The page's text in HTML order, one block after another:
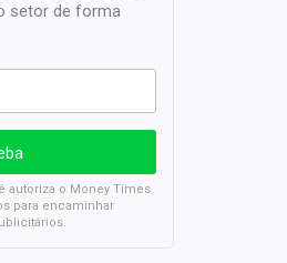
setor de forma
autoriza o Money Times
para encaminhar